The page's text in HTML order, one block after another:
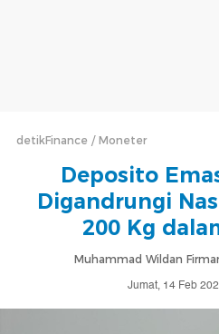
detikFinance Moneter
Deposito
Digandrungi
200 Kg
Muhammad Wildan
Jumat, 14 Feb